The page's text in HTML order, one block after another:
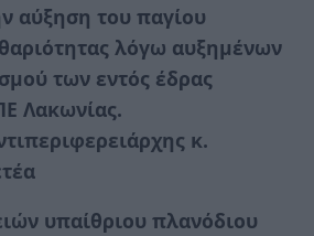
αύξηση του παγίου
λόγω αυξημένων
των εντός έδρας
Λακωνίας.
κ.
υπαίθριου πλανόδιου